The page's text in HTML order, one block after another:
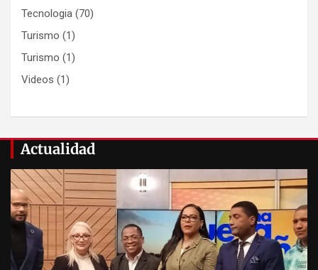
Tecnologia (70)
Turismo (1)
Turismo (1)
Videos (1)
Actualidad